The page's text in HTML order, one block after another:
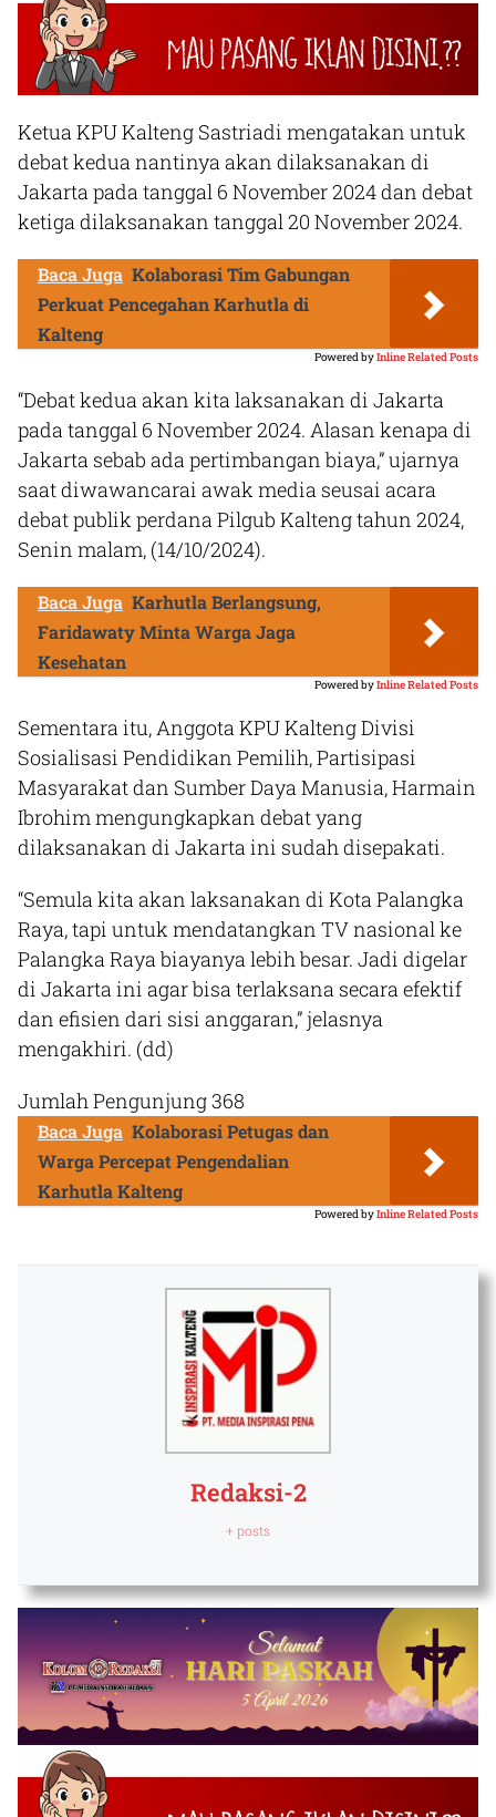
Ketua KPU Kalteng Sastriadi mengatakan untuk
debat kedua nantinya akan dilaksanakan di
Jakarta pada tanggal 6 November 2024 dan debat
ketiga dilaksanakan tanggal 20 November 2024.
Baca Juga Kolaborasi Tim Gabungan
Perkuat Pencegahan Karhutla di
Kalteng
Powered byInline Related Posts
“Debat kedua akan kita laksanakan di Jakarta
pada tanggal 6 November 2024. Alasan kenapa di
Jakarta sebab ada pertimbangan biaya,” ujarnya
saat diwawancarai awak media seusai acara
debat publik perdana Pilgub Kalteng tahun 2024,
Senin malam, (14/10/2024).
Baca Juga Karhutla Berlangsung,
Faridawaty Minta Warga Jaga
Kesehatan
Powered byInline Related Posts
Sementara itu, Anggota KPU Kalteng Divisi
Sosialisasi Pendidikan Pemilih, Partisipasi
Masyarakat dan Sumber Daya Manusia, Harmain
Ibrohim mengungkapkan debat yang
dilaksanakan di Jakarta ini sudah disepakati.
“Semula kita akan laksanakan di Kota Palangka
Raya, tapi untuk mendatangkan TV nasional ke
Palangka Raya biayanya lebih besar. Jadi digelar
di Jakarta ini agar bisa terlaksana secara efektif
dan efisien dari sisi anggaran,” jelasnya
mengakhiri. (dd)
Jumlah Pengunjung368
Baca Juga Kolaborasi Petugas dan
Warga Percepat Pengendalian
Karhutla Kalteng
Powered byInline Related Posts
Redaksi-2
+ posts